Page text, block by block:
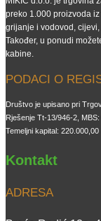
preko 1.000 proizvoda
grijanje i vodovod,
Također, u ponudi
kabine.
PODACI O
Društvo je upisano pri
Rješenje Tt-13/946-2,
Temeljni kapital: 220.000,00
Kontakt
ADRESA